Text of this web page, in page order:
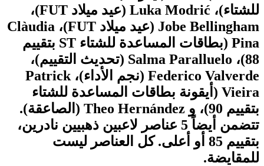
للشتاء)، Luka Modrić (عيد ميلاد FUT)،
Jobe Bellingham (عيد ميلاد FUT)، Clàudia
Pina (بطاقات المساعدة للشتاء ST بتقييم
88)، Salma Paralluelo (تحديث التقييم)،
Federico Valverde (نجم الأداء)، Patrick
Vieira (أيقونة بطاقات المساعدة للشتاء
بتقييم 90)، و Theo Hernández (الصاعقة).
تتضمن أيضاً 5 عناصر لاعبين ذهبيين نادرين،
بتقييم 85 أو أعلى. كل العناصر ليست
للمقايضة.